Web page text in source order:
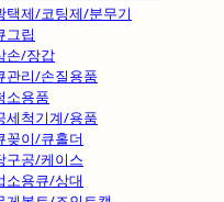
택제/코팅제/분무기
그립
손/장갑
관리/손질용품
소용품
세척기계/용품
꽂이/큐홀더
구공/케이스
소용큐/상대